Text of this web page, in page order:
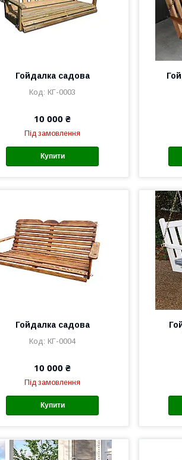
Гойдалка садова
КГ-0003
10 000 ₴
Під замовлення
Купити
Гойдалка садова
КГ-0004
10 000 ₴
Під замовлення
Купити